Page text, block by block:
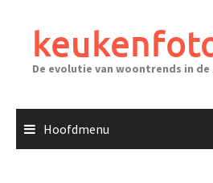
inhoudDe evolutie van woontrends in de
Hoofdmenu